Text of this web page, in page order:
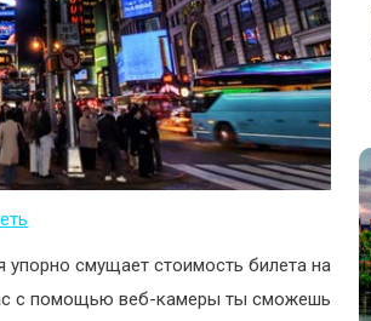
смущает стоимость билета на
с помощью веб-камеры ты сможешь